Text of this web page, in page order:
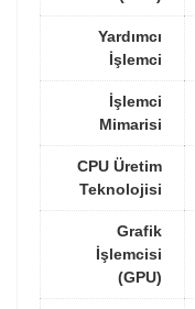
Yardımcı
İşlemci
İşlemci
Mimarisi
CPU Üretim
Teknolojisi
Grafik
İşlemcisi
(GPU)